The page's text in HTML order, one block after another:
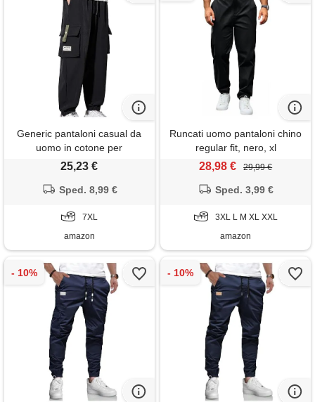
Generic pantaloni casual da
uomo in cotone per
adolescenti taglia large plus
elasticizzata pantaloni da
classici cargo pantaloni
sportivi corsa
25,23 €
Sped. 8,99 €
7XL
amazon
Runcati uomo pantaloni chino
regular fit, nero, xl
28,98 € 29,99 €
Sped. 3,99 €
3XL L M XL XXL
amazon